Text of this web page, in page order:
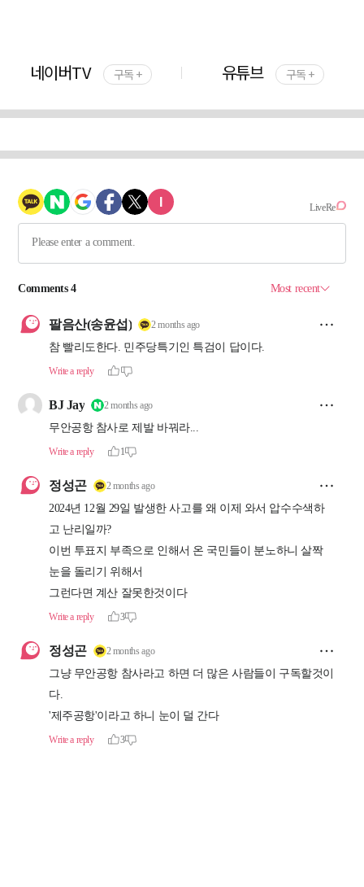
네이버TV 구독 + 유튜브 구독 +